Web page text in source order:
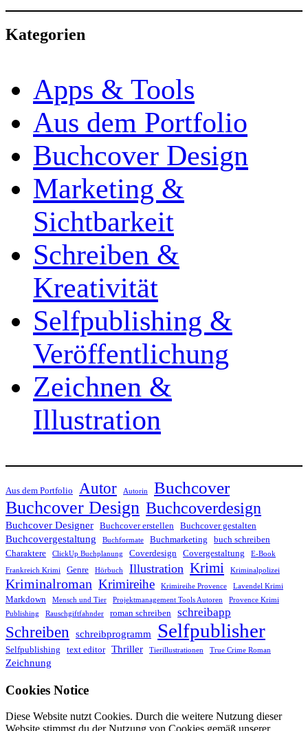
Kategorien
Apps & Tools
Aus dem Portfolio
Buchcover Design
Marketing &
Sichtbarkeit
Schreiben &
Kreativität
Selfpublishing &
Veröffentlichung
Zeichnen &
Illustration
Aus dem Portfolio Autor Autorin Buchcover
Buchcover Design Buchcoverdesign
Buchcover Designer Buchcover erstellen Buchcover gestalten
Buchcovergestaltung Buchformate Buchmarketing
buch schreiben
Charaktere
ClickUp Buchplanung Coverdesign Covergestaltung E-Book
Frankreich Krimi Genre Hörbuch Illustration Krimi Kriminalpolizei
Kriminalroman Krimireihe Krimireihe Provence Lavendel Krimi
Markdown Mensch und Tier Projektmanagement Tools Autoren
Provence Krimi
Publishing
Rauschgiftfahnder roman schreiben schreibapp
Schreiben schreibprogramm Selfpublisher
Selfpublishing text editor Thriller Tierillustrationen True Crime Roman
Zeichnung
Cookies Notice
Diese Website nutzt Cookies. Durch die weitere Nutzung dieser